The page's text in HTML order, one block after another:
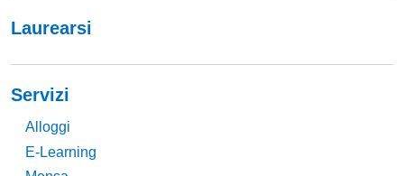
Laurearsi
Servizi
Alloggi
E-Learning